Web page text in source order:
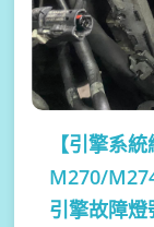
【引擎系
M270/
引擎故障